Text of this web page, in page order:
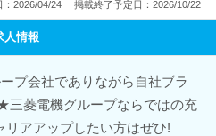
：2026/04/24 掲載終了予定日：2026/10/22
人情報
プ会社でありながら自社ブラ
三菱電機グループならではの充
アアップしたい方はぜひ!